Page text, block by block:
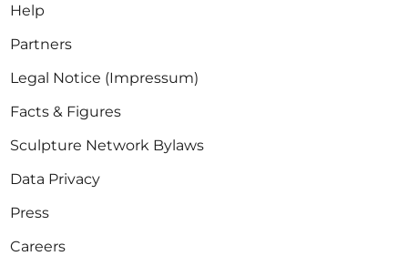
Help
Partners
Legal Notice (Impressum)
Facts & Figures
Sculpture Network Bylaws
Data Privacy
Press
Careers